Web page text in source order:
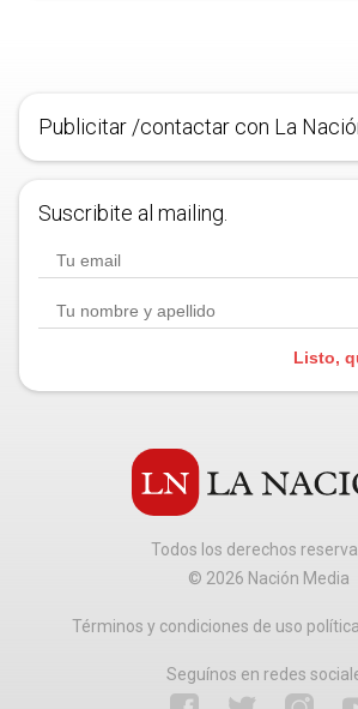
Publicitar /contactar con La
Suscribite al mailing.
Listo,
Todos los derechos
© 2026 Nación Media
Términos y condiciones de uso
Seguínos en redes